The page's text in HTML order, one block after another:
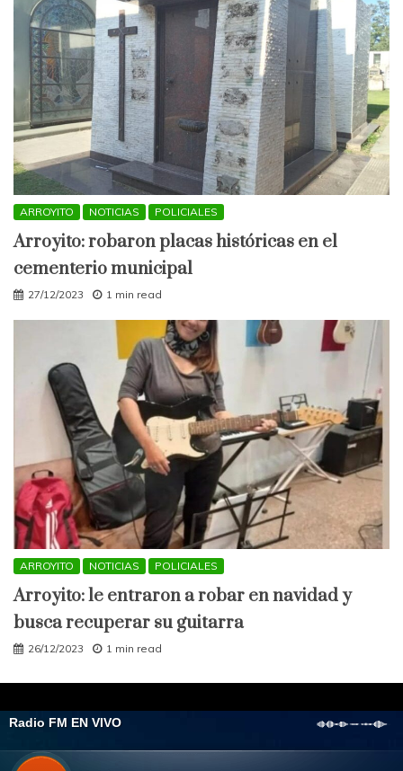
ARROYITO NOTICIAS POLICIALES
Arroyito: robaron placas históricas en el
cementerio municipal
27/12/2023 1 min read
ARROYITO NOTICIAS POLICIALES
Arroyito: le entraron a robar en navidad y
busca recuperar su guitarra
26/12/2023 1 min read
All Rights Reserved 2021.